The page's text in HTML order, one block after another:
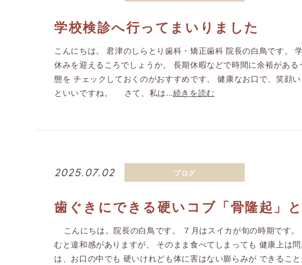
学校検診へ行ってまいりました
こんにちは。 君津のしらとり歯科・矯正歯科 院長の白鳥です。
休みを迎えるころでしょうか。 長期休暇などで時間に余裕があ
態を チェックしておくのがおすすめです。 健康なお口で、笑顔
といいですね。 さて、私は...続きを読む
2025.07.02 ブログ
歯ぐきにできる硬いコブ「骨隆起」
こんにちは。院長の白鳥です。 ７月はスイカが旬の時期です
むと違和感がありますが、 そのまま食べてしまっても 健康上は
は、お口の中でも 硬いけれども体に害はない膨らみが できるこ